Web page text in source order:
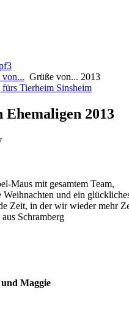
von... Grüße von... 2013
Ehemaligen 2013
Maus mit gesamtem Team,
Weihnachten und ein
Zeit, in der wir wieder mehr
Schramberg
Maggie